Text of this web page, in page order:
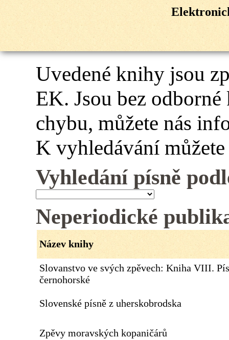
Uvedené knihy jsou
EK. Jsou bez
chybu, můžete nás
K vyhledávání
Vyhledání písně
Neperiodické
Název knihy
Slovanstvo ve svých zpěvech: Kniha VIII.
černohorské
Slovenské písně z uherskobrodska
Zpěvy moravských kopaničárů